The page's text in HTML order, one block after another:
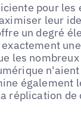
pour
leur
un degré
les
également
réplication